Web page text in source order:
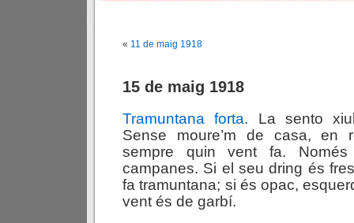
« 11 de maig 1918
15 de maig 1918
Tramuntana forta. La sento
Sense moure’m de casa, en
sempre quin vent fa.
campanes. Si el seu dring és
fa tramuntana; si és opac,
vent és de garbí.